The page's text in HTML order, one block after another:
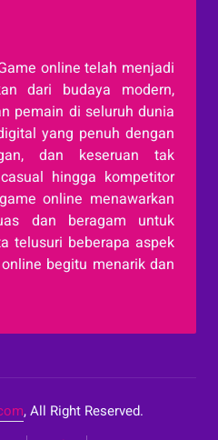
online telah menjadi
dari budaya modern,
pemain di seluruh dunia
yang penuh dengan
dan keseruan tak
hingga kompetitor
online menawarkan
dan beragam untuk
telusuri beberapa aspek
begitu menarik dan
, All Right Reserved.